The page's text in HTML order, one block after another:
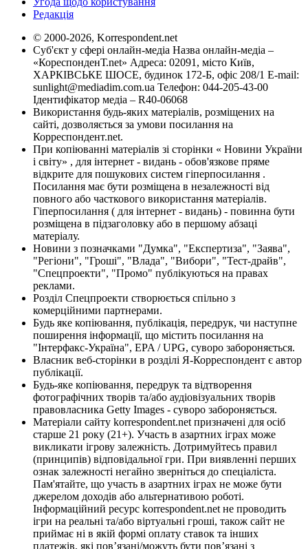
Редакція
© 2000-2026, Korrespondent.net
Суб'єкт у сфері онлайн-медіа Назва онлайн-медіа –
«КореспонденТ.net» Адреса: 02091, місто Київ,
ХАРКІВСЬКЕ ШОСЕ, будинок 172-Б, офіс 208/1 E-mail:
sunlight@mediadim.com.ua Телефон: 044-205-43-00
Ідентифікатор медіа – R40-06068
Використання будь-яких матеріалів, розміщених на
сайті, дозволяється за умови посилання на
Корреспондент.net.
При копіюванні матеріалів зі сторінки « Новини України
і світу» , для інтернет - видань - обов'язкове пряме
відкрите для пошукових систем гіперпосилання .
Посилання має бути розміщена в незалежності від
повного або часткового використання матеріалів.
Гіперпосилання ( для інтернет - видань) - повинна бути
розміщена в підзаголовку або в першому абзаці
матеріалу.
Новини з позначками "Думка", "Експертиза", "Заява",
"Регіони", "Гроші", "Влада", "Вибори", "Тест-драйв",
"Спецпроекти", "Промо" публікуються на правах
реклами.
Розділ Спецпроекти створюється спільно з
комерційними партнерами.
Будь яке копіювання, публікація, передрук, чи наступне
поширення інформації, що містить посилання на
"Інтерфакс-Україна", EPA / UPG, суворо забороняється.
Власник веб-сторінки в розділі Я-Корреспондент є автор
публікації.
Будь-яке копіювання, передрук та відтворення
фотографічних творів та/або аудіовізуальних творів
правовласника Getty Images - суворо забороняється.
Матеріали сайту korrespondent.net призначені для осіб
старше 21 року (21+). Участь в азартних іграх може
викликати ігрову залежність. Дотримуйтесь правил
(принципів) відповідальної гри. При виявленні перших
ознак залежності негайно зверніться до спеціаліста.
Пам'ятайте, що участь в азартних іграх не може бути
джерелом доходів або альтернативою роботі.
Інформаційний ресурс korrespondent.net не проводить
ігри на реальні та/або віртуальні гроші, також сайт не
приймає ні в якій формі оплату ставок та інших
платежів, які пов’язані/можуть бути пов’язані з